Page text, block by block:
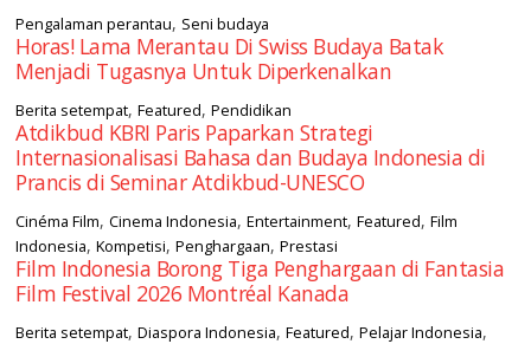
Pengalaman perantau, Seni budaya
Horas! Lama Merantau Di Swiss Budaya Batak
Menjadi Tugasnya Untuk Diperkenalkan
Berita setempat,Featured,Pendidikan
Atdikbud KBRI Paris Paparkan Strategi
Internasionalisasi Bahasa dan Budaya Indonesia di
Prancis di Seminar Atdikbud-UNESCO
Cinéma Film,Cinema Indonesia,Entertainment,Featured,Film
Indonesia,Kompetisi,Penghargaan,Prestasi
Film Indonesia Borong Tiga Penghargaan di Fantasia
Film Festival 2026 Montréal Kanada
Berita setempat,Diaspora Indonesia,Featured,Pelajar Indonesia,